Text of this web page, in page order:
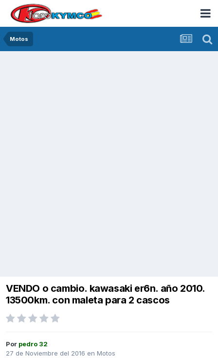
Motos
VENDO o cambio. kawasaki er6n. año 2010.
13500km. con maleta para 2 cascos
Por pedro 32
27 de Noviembre del 2016 en Motos